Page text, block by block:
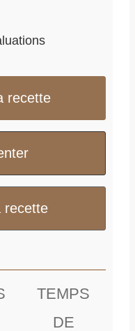
recette
recette
TEMPS
DE